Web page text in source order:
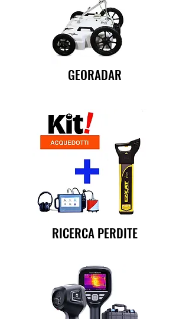
GEORADAR
RICERCA PERDITE